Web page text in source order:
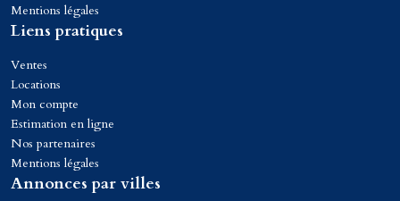
Mentions légales
Liens pratiques
Ventes
Locations
Mon compte
Estimation en ligne
Nos partenaires
Mentions légales
Annonces par villes